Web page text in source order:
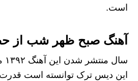
است.
آهنگ صبح ظهر شب از
این دیس ترک توانسته است